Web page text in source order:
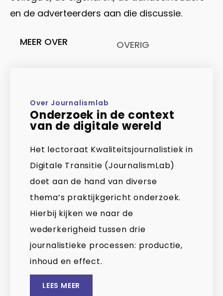
en de adverteerders aan die discussie.
MEER OVER OVERIG
Over Journalismlab
Onderzoek in de context
van de digitale wereld
Het lectoraat Kwaliteitsjournalistiek in
Digitale Transitie (JournalismLab)
doet aan de hand van diverse
thema’s praktijkgericht onderzoek.
Hierbij kijken we naar de
wederkerigheid tussen drie
journalistieke processen: productie,
inhoud en effect.
LEES MEER